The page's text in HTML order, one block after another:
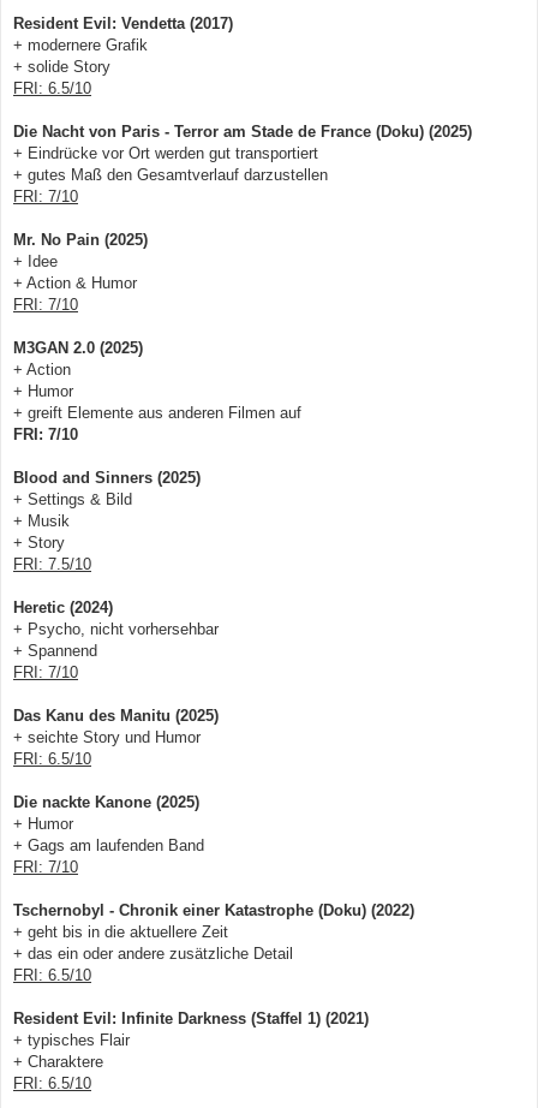
B
i
t
a
Resident Evil: Vendetta (2017)
+ modernere Grafik
+ solide Story
FRI: 6.5/10
Die Nacht von Paris - Terror am Stade de France (Doku) (2025)
+ Eindrücke vor Ort werden gut transportiert
+ gutes Maß den Gesamtverlauf darzustellen
FRI: 7/10
Mr. No Pain (2025)
+ Idee
+ Action & Humor
FRI: 7/10
M3GAN 2.0 (2025)
+ Action
+ Humor
+ greift Elemente aus anderen Filmen auf
FRI: 7/10
Blood and Sinners (2025)
+ Settings & Bild
+ Musik
+ Story
FRI: 7.5/10
Heretic (2024)
+ Psycho, nicht vorhersehbar
+ Spannend
FRI: 7/10
Das Kanu des Manitu (2025)
+ seichte Story und Humor
FRI: 6.5/10
Die nackte Kanone (2025)
+ Humor
+ Gags am laufenden Band
FRI: 7/10
Tschernobyl - Chronik einer Katastrophe (Doku) (2022)
+ geht bis in die aktuellere Zeit
+ das ein oder andere zusätzliche Detail
FRI: 6.5/10
Resident Evil: Infinite Darkness (Staffel 1) (2021)
+ typisches Flair
+ Charaktere
FRI: 6.5/10